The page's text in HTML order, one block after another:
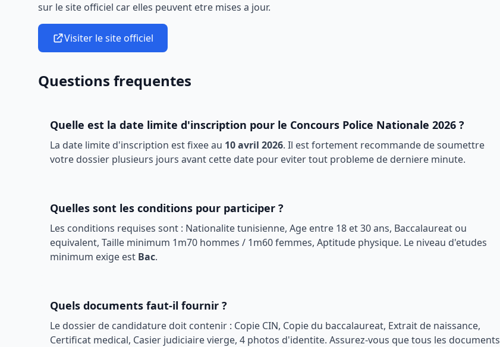
sur le site officiel car elles peuvent etre mises a jour.
Visiter le site officiel
Questions frequentes
Quelle est la date limite d'inscription pour le Concours Police Nationale 2026 ?
La date limite d'inscription est fixee au 10 avril 2026. Il est fortement recommande de soumettre
votre dossier plusieurs jours avant cette date pour eviter tout probleme de derniere minute.
Quelles sont les conditions pour participer ?
Les conditions requises sont : Nationalite tunisienne, Age entre 18 et 30 ans, Baccalaureat ou
equivalent, Taille minimum 1m70 hommes / 1m60 femmes, Aptitude physique. Le niveau d'etudes
minimum exige est Bac.
Quels documents faut-il fournir ?
Le dossier de candidature doit contenir : Copie CIN, Copie du baccalaureat, Extrait de naissance,
Certificat medical, Casier judiciaire vierge, 4 photos d'identite. Assurez-vous que tous les documents